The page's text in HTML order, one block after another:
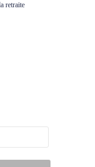
retraite